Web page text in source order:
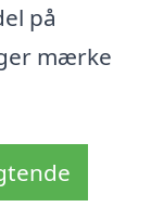
på
mærke